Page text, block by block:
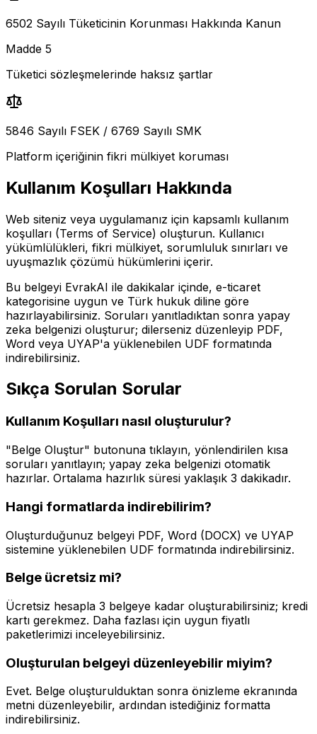
6502 Sayılı Tüketicinin Korunması Hakkında Kanun
Madde 5
Tüketici sözleşmelerinde haksız şartlar
5846 Sayılı FSEK / 6769 Sayılı SMK
Platform içeriğinin fikri mülkiyet koruması
Kullanım Koşulları Hakkında
Web siteniz veya uygulamanız için kapsamlı kullanım
koşulları (Terms of Service) oluşturun. Kullanıcı
yükümlülükleri, fikri mülkiyet, sorumluluk sınırları ve
uyuşmazlık çözümü hükümlerini içerir.
Bu belgeyi EvrakAI ile dakikalar içinde, e-ticaret
kategorisine uygun ve Türk hukuk diline göre
hazırlayabilirsiniz. Soruları yanıtladıktan sonra yapay
zeka belgenizi oluşturur; dilerseniz düzenleyip PDF,
Word veya UYAP'a yüklenebilen UDF formatında
indirebilirsiniz.
Sıkça Sorulan Sorular
Kullanım Koşulları nasıl oluşturulur?
"Belge Oluştur" butonuna tıklayın, yönlendirilen kısa
soruları yanıtlayın; yapay zeka belgenizi otomatik
hazırlar. Ortalama hazırlık süresi yaklaşık 3 dakikadır.
Hangi formatlarda indirebilirim?
Oluşturduğunuz belgeyi PDF, Word (DOCX) ve UYAP
sistemine yüklenebilen UDF formatında indirebilirsiniz.
Belge ücretsiz mi?
Ücretsiz hesapla 3 belgeye kadar oluşturabilirsiniz; kredi
kartı gerekmez. Daha fazlası için uygun fiyatlı
paketlerimizi inceleyebilirsiniz.
Oluşturulan belgeyi düzenleyebilir miyim?
Evet. Belge oluşturulduktan sonra önizleme ekranında
metni düzenleyebilir, ardından istediğiniz formatta
indirebilirsiniz.